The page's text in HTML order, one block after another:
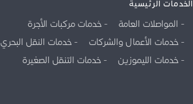
الخدمات الرئيسية
المواصلات العامة
خدمات مركبات الأجرة
خدمات الأعمال والشركات
خدمات النقل البحري
خدمات الليموزين
خدمات التنقل الصغيرة